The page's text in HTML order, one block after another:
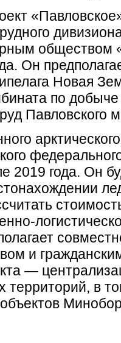
обществом
Он
Новая
по
Павловского
2019 года. Он
и
—
территорий, в
объектов